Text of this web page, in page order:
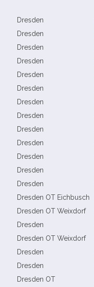
Dresden
Dresden
Dresden
Dresden
Dresden
Dresden
Dresden
Dresden
Dresden
Dresden
Dresden
Dresden
Dresden
Dresden OT Eichbusch
Dresden OT Weixdorf
Dresden
Dresden OT Weixdorf
Dresden
Dresden
Dresden OT